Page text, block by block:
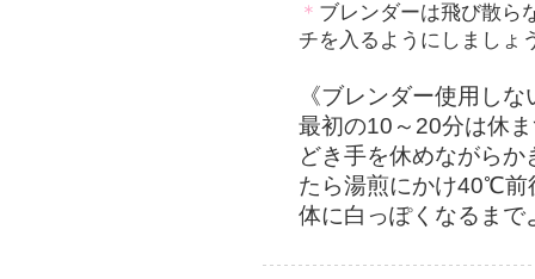
＊ ブレンダーは飛び散ら
チを入るようにしましょ
《ブレンダー使用し
最初の10～20分は休
どき手を休めながら
たら湯煎にかけ40℃前
体に白っぽくなるま